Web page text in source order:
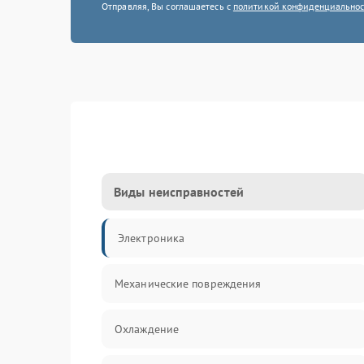
Отправляя, Вы соглашаетесь с политикой
Виды неисправностей
Электроника
Механические повреждения
Охлаждение